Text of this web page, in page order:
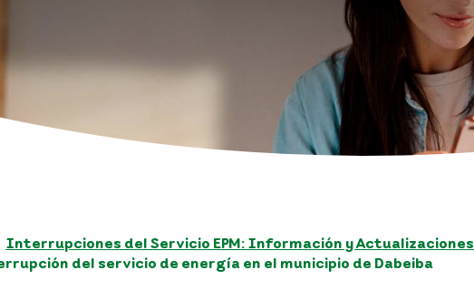
Interrupciones del Servicio EPM: Información y Actualizaciones
del servicio de energía en el municipio de Dabeiba